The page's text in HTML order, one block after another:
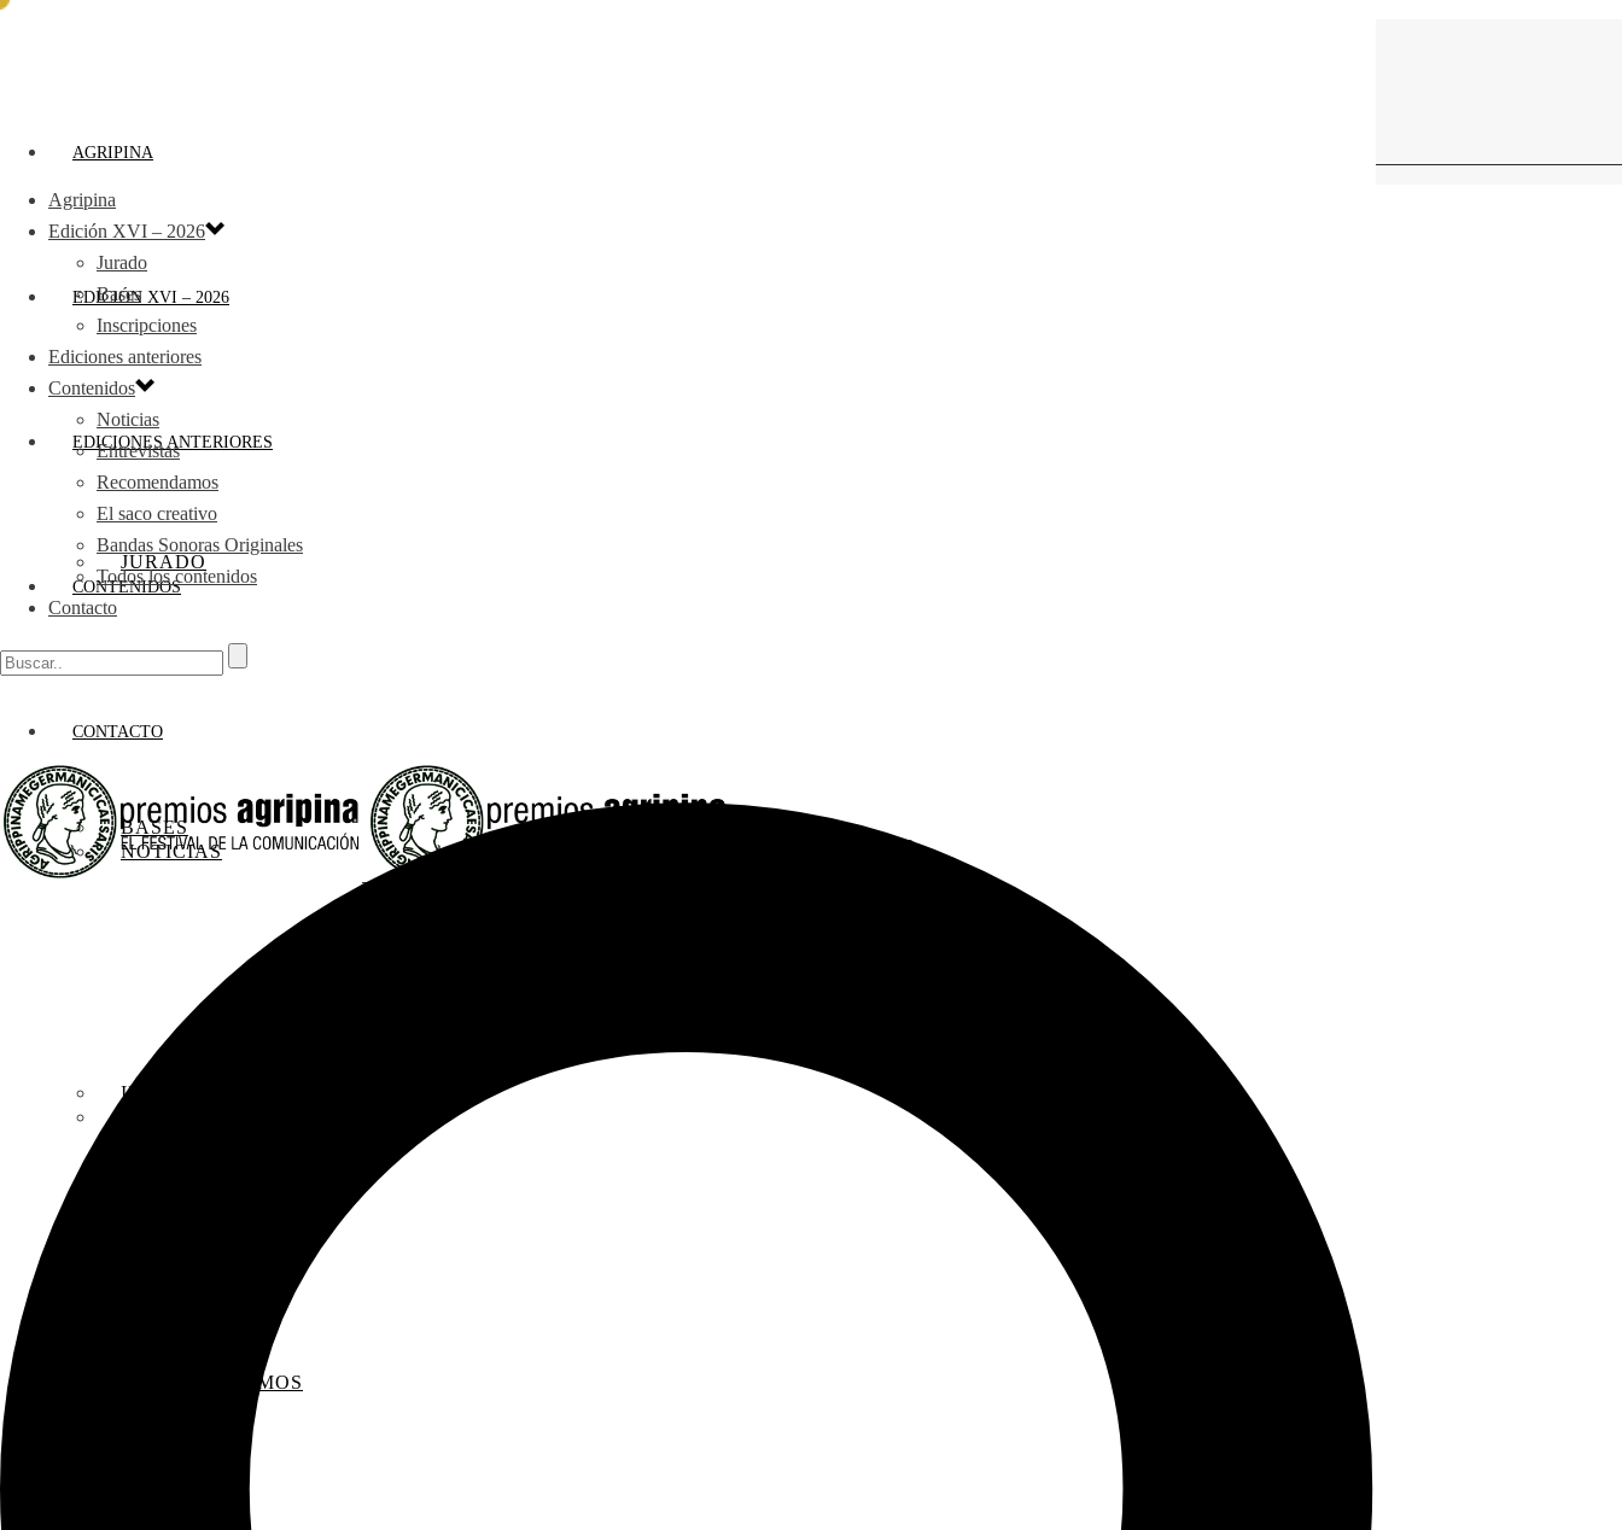
AGRIPINA
EDICIÓN XVI – 2026
JURADO
BASES
INSCRIPCIONES
EDICIONES ANTERIORES
CONTENIDOS
NOTICIAS
RECOMENDAMOS
CONTACTO
Agripina
Edición XVI – 2026
Jurado
Bases
Inscripciones
Ediciones anteriores
Contenidos
Noticias
Entrevistas
Recomendamos
El saco creativo
Bandas Sonoras Originales
Todos los contenidos
Contacto